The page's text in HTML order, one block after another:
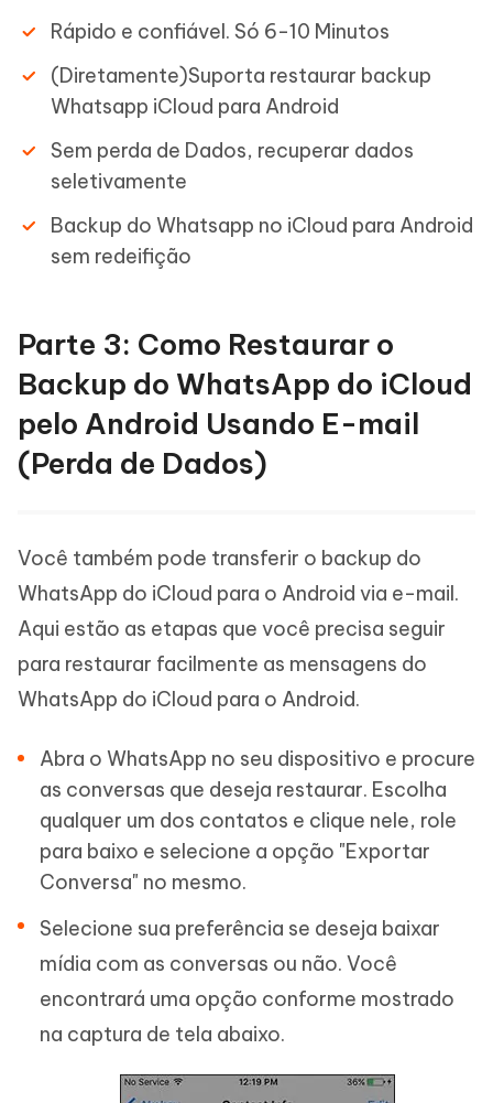
Rápido e confiável. Só 6-10 Minutos
(Diretamente)Suporta restaurar backup
Whatsapp iCloud para Android
Sem perda de Dados, recuperar dados
seletivamente
Backup do Whatsapp no iCloud para Android
sem redeifição
Parte 3: Como Restaurar o
Backup do WhatsApp do iCloud
pelo Android Usando E-mail
(Perda de Dados)
Você também pode transferir o backup do
WhatsApp do iCloud para o Android via e-mail.
Aqui estão as etapas que você precisa seguir
para restaurar facilmente as mensagens do
WhatsApp do iCloud para o Android.
Abra o WhatsApp no seu dispositivo e procure
as conversas que deseja restaurar. Escolha
qualquer um dos contatos e clique nele, role
para baixo e selecione a opção "Exportar
Conversa" no mesmo.
Selecione sua preferência se deseja baixar
mídia com as conversas ou não. Você
encontrará uma opção conforme mostrado
na captura de tela abaixo.